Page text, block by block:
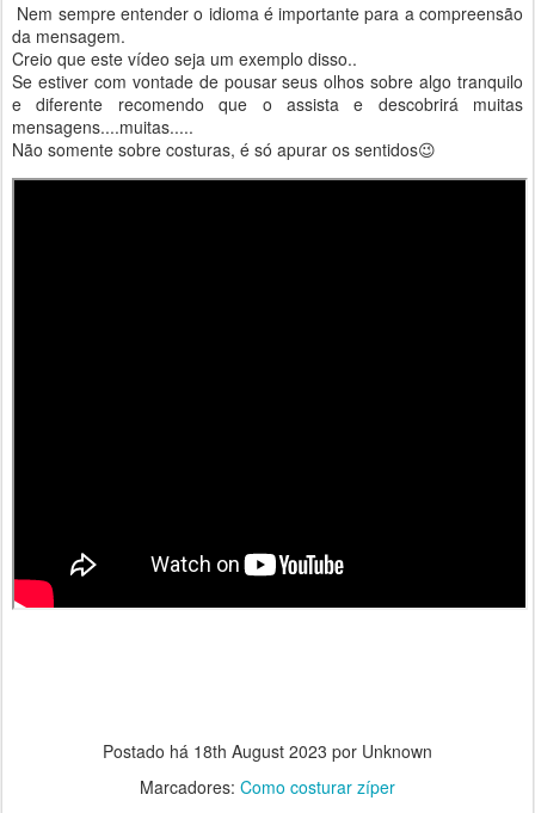
Nem sempre entender o idioma é importante para a compreensão
da mensagem.
Creio que este vídeo seja um exemplo disso..
Se estiver com vontade de pousar seus olhos sobre algo tranquilo
e diferente recomendo que o assista e descobrirá muitas
mensagens....muitas.....
Não somente sobre costuras, é só apurar os sentidos😉
Postado há 18th August 2023 por Unknown
Marcadores: Como costurar zíper